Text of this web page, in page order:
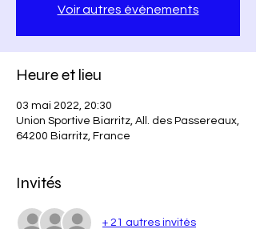
Voir autres événements
Heure et lieu
03 mai 2022, 20:30
Union Sportive Biarritz, All. des Passereaux,
64200 Biarritz, France
Invités
+ 21 autres invités